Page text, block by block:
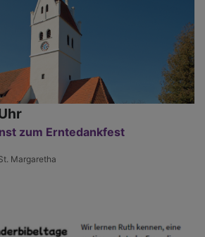
zum Erntedankfest
Margaretha